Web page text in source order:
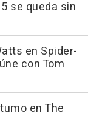
se queda sin
en Spider-
con Tom
en The